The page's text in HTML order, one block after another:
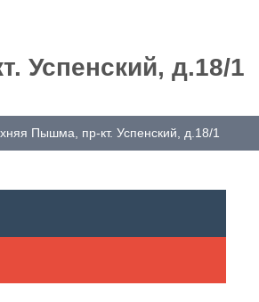
Успенский, д.18/1
Пышма, пр-кт. Успенский, д.18/1